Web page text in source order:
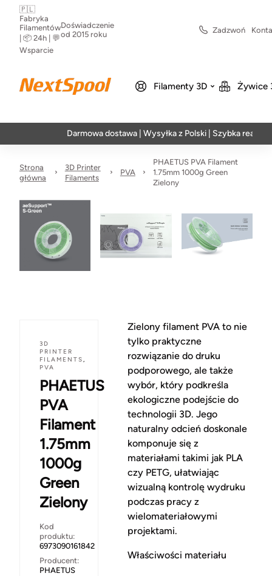
🇵🇱
Fabryka
Filamentów
| 📦 24h | 💬
Wsparcie
Doświadczenie
od 2015 roku
Zadzwoń
Filamenty 3D Żywice
Darmowa dostawa | Wysyłka z Polski | Szybka realizacja w
Strona
główna
3D Printer
Filaments
PVA
PHAETUS PVA Filament
1.75mm 1000g Green
Zielony
3D
PRINTER
FILAMENTS,
PVA
PHAETUS
PVA
Filament
1.75mm
1000g
Green
Zielony
Kod
produktu:
6973090161842
Producent:
PHAETUS
Zielony filament PVA to nie
tylko praktyczne
rozwiązanie do druku
podporowego, ale także
wybór, który podkreśla
ekologiczne podejście do
technologii 3D. Jego
naturalny odcień doskonale
komponuje się z
materiałami takimi jak PLA
czy PETG, ułatwiając
wizualną kontrolę wydruku
podczas pracy z
wielomateriałowymi
projektami.
Właściwości materiału